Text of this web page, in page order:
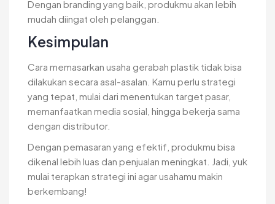
Dengan branding yang baik, produkmu akan lebih
mudah diingat oleh pelanggan.
Kesimpulan
Cara memasarkan usaha gerabah plastik tidak bisa
dilakukan secara asal-asalan. Kamu perlu strategi
yang tepat, mulai dari menentukan target pasar,
memanfaatkan media sosial, hingga bekerja sama
dengan distributor.
Dengan pemasaran yang efektif, produkmu bisa
dikenal lebih luas dan penjualan meningkat. Jadi, yuk
mulai terapkan strategi ini agar usahamu makin
berkembang!